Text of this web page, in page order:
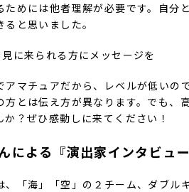
めには他者理解が必要です。自分
と思いました。
に来られる方にメッセージを
マチュアだから、レベルが低いの
方とは伝え方が異なります。でも
？ぜひ感動しに来てください！
よる『演出家インタビュー
、「海」「空」の２チーム、ダブ